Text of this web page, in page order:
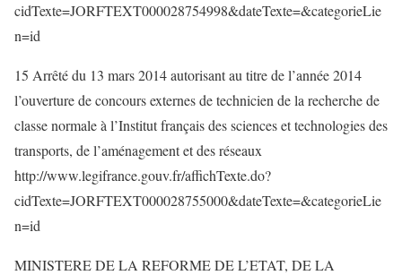
cidTexte=JORFTEXT000028754998&dateTexte=&categorieLie
n=id
15 Arrêté du 13 mars 2014 autorisant au titre de l’année 2014
l’ouverture de concours externes de technicien de la recherche de
classe normale à l’Institut français des sciences et technologies des
transports, de l’aménagement et des réseaux
http://www.legifrance.gouv.fr/affichTexte.do?
cidTexte=JORFTEXT000028755000&dateTexte=&categorieLie
n=id
MINISTERE DE LA REFORME DE L’ETAT, DE LA